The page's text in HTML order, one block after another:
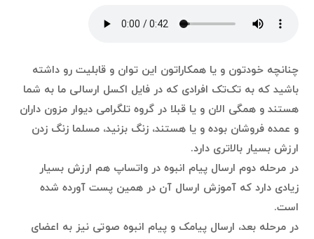
چنانچه خودتون و یا همکاراتون این توان و قابلیت رو داشته
باشید که به تک‌تک افرادی که در فایل اکسل ارسالی ما به شما
هستند و همگی الان و یا قبلا در گروه تلگرامی دیوار مزون داران
و عمده فروشان بوده و یا هستند، زنگ بزنید، مسلما زنگ زدن
ارزش بسیار بالاتری دارد.
در مرحله دوم ارسال پیام انبوه در واتساپ هم ارزش بسیار
زیادی دارد که آموزش ارسال آن در همین پست آورده شده
است.
در مرحله بعد، ارسال پیامک و پیام انبوه صوتی نیز به اعضای